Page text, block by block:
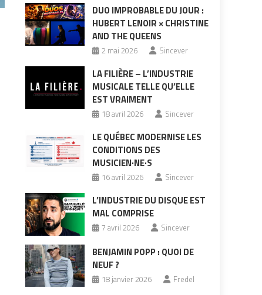
DUO IMPROBABLE DU JOUR :
HUBERT LENOIR × CHRISTINE
AND THE QUEENS
2 mai 2026 Sincever
LA FILIÈRE – L’INDUSTRIE
MUSICALE TELLE QU’ELLE
EST VRAIMENT
18 avril 2026 Sincever
LE QUÉBEC MODERNISE LES
CONDITIONS DES
MUSICIEN·NE·S
16 avril 2026 Sincever
L’INDUSTRIE DU DISQUE EST
MAL COMPRISE
7 avril 2026 Sincever
BENJAMIN POPP : QUOI DE
NEUF ?
18 janvier 2026 Fredel